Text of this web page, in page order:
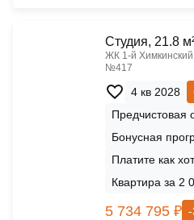
Cтудия, 21.8
ЖК 1‑й
№417
4 кв 2028
Предчистовая
Бонусная
Платите как
Квартира за 2
5 734 795 ₽ -